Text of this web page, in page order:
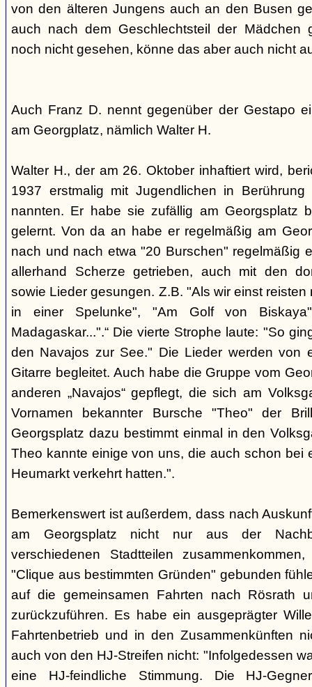
von den älteren Jungens auch an den Busen
auch nach dem Geschlechtsteil der Mädchen
noch nicht gesehen, könne das aber auch nicht
Auch Franz D. nennt gegenüber der Gestapo
am Georgplatz, nämlich Walter H.
Walter H., der am 26. Oktober inhaftiert wird,
1937 erstmalig mit Jugendlichen in
nannten. Er habe sie zufällig am Georgsplatz
gelernt. Von da an habe er regelmäßig am
nach und nach etwa "20 Burschen" regelmäßig
allerhand Scherze getrieben, auch mit den
sowie Lieder gesungen. Z.B. "Als wir einst
in einer Spelunke", "Am Golf von
Madagaskar...".“ Die vierte Strophe laute: "So
den Navajos zur See." Die Lieder werden von
Gitarre begleitet. Auch habe die Gruppe vom
anderen „Navajos“ gepflegt, die sich am
Vornamen bekannter Bursche "Theo" der
Georgsplatz dazu bestimmt einmal in den
Theo kannte einige von uns, die auch schon bei
Heumarkt verkehrt hatten.".
Bemerkenswert ist außerdem, dass nach
am Georgsplatz nicht nur aus der
verschiedenen Stadtteilen
"Clique aus bestimmten Gründen" gebunden
auf die gemeinsamen Fahrten nach Rösrath
zurückzuführen. Es habe ein ausgeprägter
Fahrtenbetrieb und in den Zusammenkünften
auch von den HJ-Streifen nicht: "Infolgedessen
eine HJ-feindliche Stimmung. Die HJ-